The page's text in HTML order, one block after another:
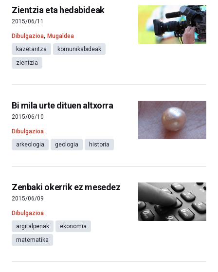
Zientzia eta hedabideak
2015/06/11
Dibulgazioa, Mugaldea
kazetaritza
komunikabideak
zientzia
Bi mila urte dituen altxorra
2015/06/10
Dibulgazioa
arkeologia
geologia historia
Zenbaki okerrik ez mesedez
2015/06/09
Dibulgazioa
argitalpenak
ekonomia
matematika